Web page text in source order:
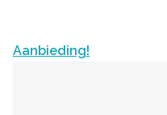
Aanbieding!